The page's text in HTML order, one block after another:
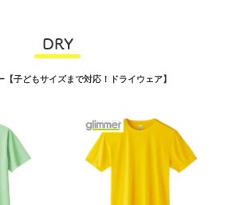
DRY
【子どもサイズまで対応！ドライウェア】